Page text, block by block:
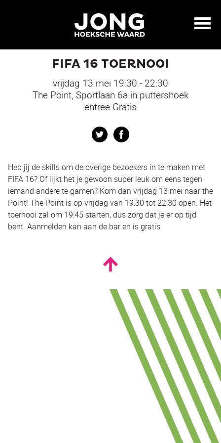
FIFA 16 TOERNOOI
vrijdag 13 mei 19:30 - 22:30
The Point, Sportlaan 6a in puttershoek
entree Gratis
Twitter
Heb jij de skills om de overige bezoekers in te maken met
FIFA 16? Of lijkt het je gewoon super leuk om eens tegen
iemand andere te gamen? Kom dan vrijdag 13 mei naar the
Point! The Point is op vrijdag van 19:30 tot 22:30 open. Het
toernooi zal om 19:45 starten, dus zorg dat je er op tijd
bent. Aanmelden kan aan de bar en is gratis.